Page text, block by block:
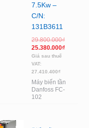
7.5Kw –
C/N:
131B3611
29.800.000₫
25.380.000₫
Giá sau thuế
VAT:
27.410.400₫
Máy biến tần
Danfoss FC-
102